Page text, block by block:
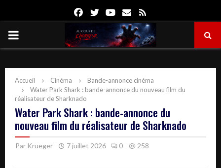
FacebookTwitterYoutube
Email
PRIMARY
Accueil Cinéma
Bande-annonce cinéma
Water Park Shark : bande-annonce du nouveau film du
réalisateur de Sharknado
Water Park Shark : bande-annonce du
nouveau film du réalisateur de Sharknado
Par Krueger 7 juillet 2026 0 258